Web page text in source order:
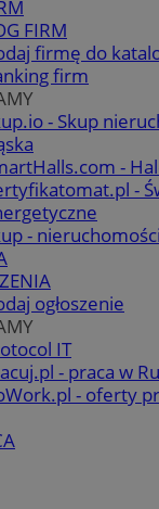
FIRM
firmę do
firm
- Skup
-
-
-
ogłoszenie
IT
- praca w
- oferty